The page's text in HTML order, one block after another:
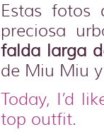
Estas
preciosa
falda larga
de Miu Miu
Today, I’d
top outfit.